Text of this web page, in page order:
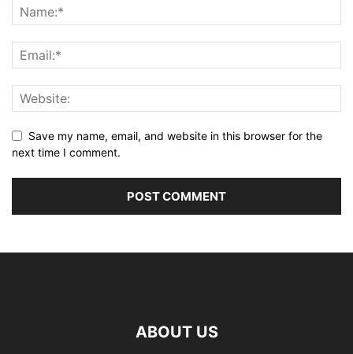
Save my name, email, and website in this browser for the
next time I comment.
ABOUT US